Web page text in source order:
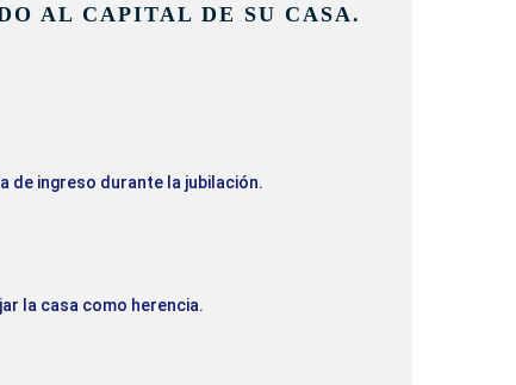
AL CAPITAL DE SU CASA.
de ingreso durante la jubilación.
la casa como herencia.